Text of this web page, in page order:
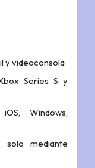
y videoconsola
Series S y
Windows,
solo mediante